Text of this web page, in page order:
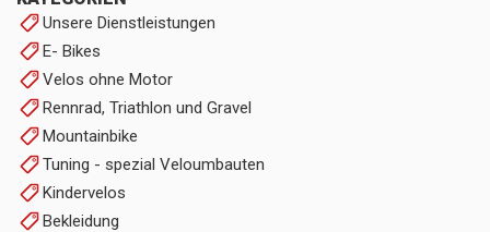
Unsere Dienstleistungen
E- Bikes
Velos ohne Motor
Rennrad, Triathlon und Gravel
Mountainbike
Tuning - spezial Veloumbauten
Kindervelos
Bekleidung